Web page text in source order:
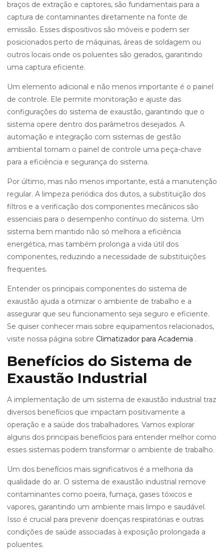
braços de extração e captores, são fundamentais para a
captura de contaminantes diretamente na fonte de
emissão. Esses dispositivos são móveis e podem ser
posicionados perto de máquinas, áreas de soldagem ou
outros locais onde os poluentes são gerados, garantindo
uma captura eficiente.
Um elemento adicional e não menos importante é o painel
de controle. Ele permite monitoração e ajuste das
configurações do sistema de exaustão, garantindo que o
sistema opere dentro dos parâmetros desejados. A
automação e integração com sistemas de gestão
ambiental tornam o painel de controle uma peça-chave
para a eficiência e segurança do sistema.
Por último, mas não menos importante, está a manutenção
regular. A limpeza periódica dos dutos, a substituição dos
filtros e a verificação dos componentes mecânicos são
essenciais para o desempenho contínuo do sistema. Um
sistema bem mantido não só melhora a eficiência
energética, mas também prolonga a vida útil dos
componentes, reduzindo a necessidade de substituições
frequentes.
Entender os principais componentes do sistema de
exaustão ajuda a otimizar o ambiente de trabalho e a
assegurar que seu funcionamento seja seguro e eficiente.
Se quiser conhecer mais sobre equipamentos relacionados,
visite nossa página sobre Climatizador para Academia .
Benefícios do Sistema de
Exaustão Industrial
A implementação de um sistema de exaustão industrial traz
diversos benefícios que impactam positivamente a
operação e a saúde dos trabalhadores. Vamos explorar
alguns dos principais benefícios para entender melhor como
esses sistemas podem transformar o ambiente de trabalho.
Um dos benefícios mais significativos é a melhoria da
qualidade do ar. O sistema de exaustão industrial remove
contaminantes como poeira, fumaça, gases tóxicos e
vapores, garantindo um ambiente mais limpo e saudável.
Isso é crucial para prevenir doenças respiratórias e outras
condições de saúde associadas à exposição prolongada a
poluentes.